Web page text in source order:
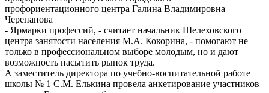
профориентационного центра Галина Владимировна
Черепанова
- Ярмарки профессий, - считает начальник Шелеховского
центра занятости населения М.А. Кокорина, - помогают не
только в профессиональном выборе молодым, но и дают
возможность насытить рынок труда.
А заместитель директора по учебно-воспитательной работе
школы № 1 С.М. Елькина провела анкетирование участников